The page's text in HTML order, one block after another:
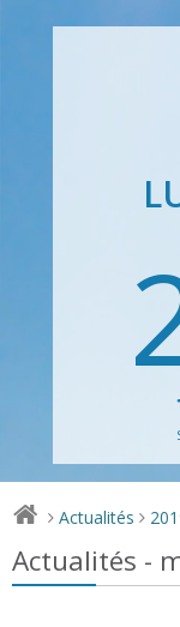
> Actualités >
Actualités -